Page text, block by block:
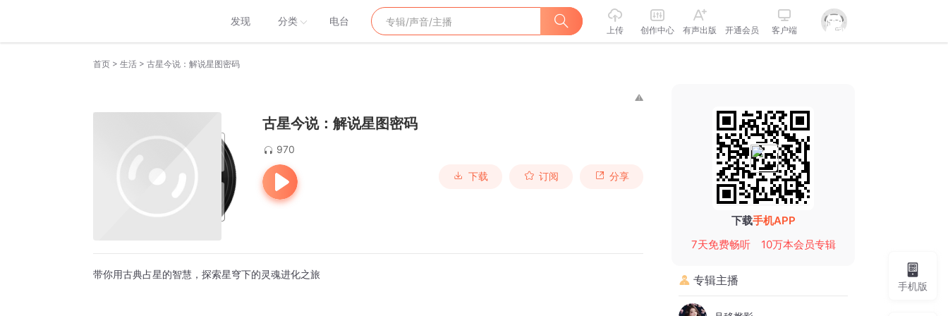
发现 分类 电台
上传 创作中心 有声出版 开通会员 客户端
首页 > 生活 > 古星今说：解说星图密码
古星今说：解说星图密码
970
下载 订阅 分享
带你用古典占星的智慧，探索星穹下的灵魂进化之旅
下载手机APP
7天免费畅听
10万本会员专辑
专辑主播 手机版